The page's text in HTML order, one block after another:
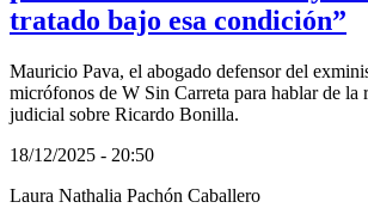
tratado bajo esa condición”
Mauricio Pava, el abogado defensor del
micrófonos de W Sin Carreta para hablar de la
judicial sobre Ricardo Bonilla.
18/12/2025 - 20:50
Laura Nathalia Pachón Caballero